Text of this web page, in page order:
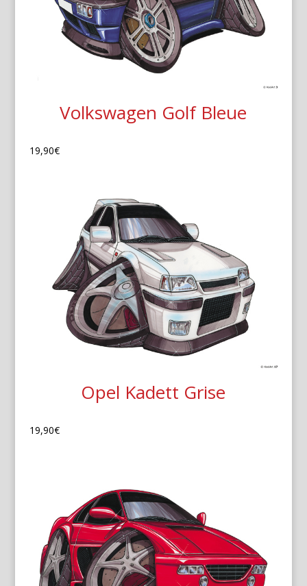
Volkswagen Golf Bleue
19,90€
Opel Kadett Grise
19,90€